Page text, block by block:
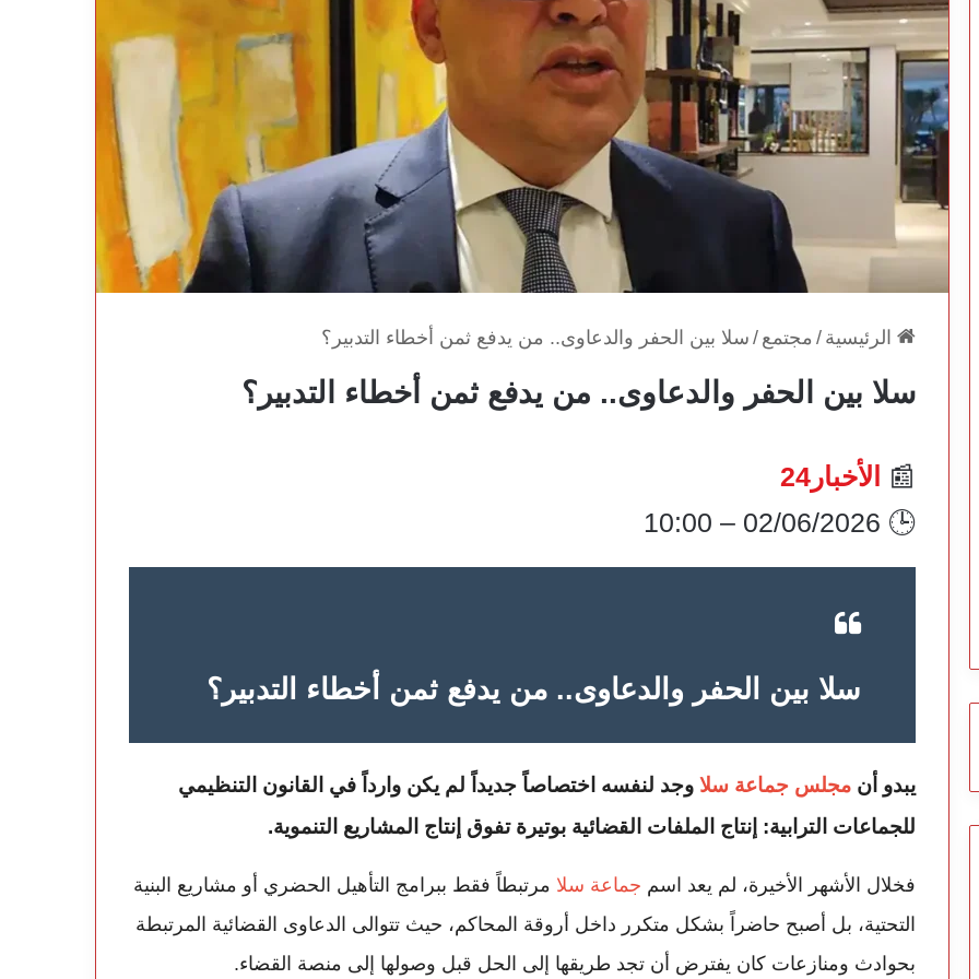
الرئيسية / مجتمع / سلا بين الحفر والدعاوى.. من يدفع ثمن أخطاء التدبير؟
سلا بين الحفر والدعاوى.. من يدفع ثمن أخطاء التدبير؟
📰
الأخبار24
🕒 02/06/2026 – 10:00
سلا بين الحفر والدعاوى.. من يدفع ثمن أخطاء التدبير؟
يبدو أن مجلس جماعة سلا وجد لنفسه اختصاصاً جديداً لم يكن وارداً في القانون التنظيمي
للجماعات الترابية: إنتاج الملفات القضائية بوتيرة تفوق إنتاج المشاريع التنموية.
فخلال الأشهر الأخيرة، لم يعد اسم جماعة سلا مرتبطاً فقط ببرامج التأهيل الحضري أو مشاريع البنية
التحتية، بل أصبح حاضراً بشكل متكرر داخل أروقة المحاكم، حيث تتوالى الدعاوى القضائية المرتبطة
بحوادث ومنازعات كان يفترض أن تجد طريقها إلى الحل قبل وصولها إلى منصة القضاء.